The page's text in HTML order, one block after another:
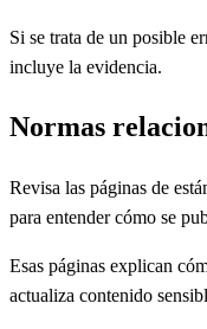
Si se trata de un posible
incluye la evidencia.
Normas
Revisa las páginas de
para entender cómo se
Esas páginas explican
actualiza contenido